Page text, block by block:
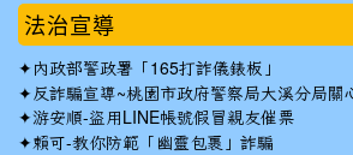
法治宣導
✦ 內政部警政署「165打詐儀錶板」
✦反詐騙宣導~桃園市政府警察局大溪分局關
✦游安順-盜用LINE帳號假冒親友催票
✦賴可-教你防範「幽靈包裹」詐騙